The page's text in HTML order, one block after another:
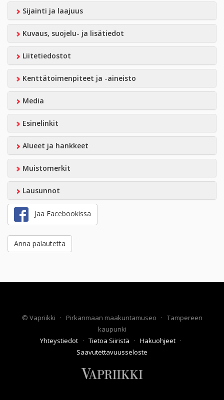
Sijainti ja laajuus
Kuvaus, suojelu- ja lisätiedot
Liitetiedostot
Kenttätoimenpiteet ja -aineisto
Media
Esinelinkit
Alueet ja hankkeet
Muistomerkit
Lausunnot
Jaa Facebookissa
Anna palautetta
© Vapriikki · Pirkanmaan maakuntamuseo · Tampereen
kaupunki
Yhteystiedot · Tietoa Siiristä · Hakuohjeet ·
Saavutettavuusseloste